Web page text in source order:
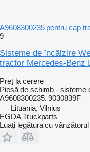
A9608300235 pentru cap
9
Sisteme de încălzire
tractor Mercedes-Benz
Preț la cerere
Piesă de schimb - sisteme
A9608300235, 9030839F
Lituania, Vilnius
EGDA Truckparts
Luați legătura cu vânzătorul